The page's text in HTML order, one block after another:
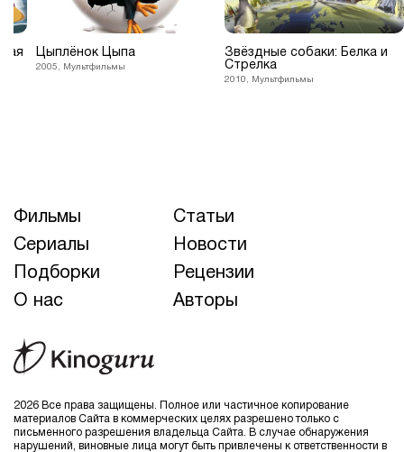
Цыплёнок Цыпа
2005, Мультфильмы
Звёздные собаки: Белка и
Стрелка
2010, Мультфильмы
2026 Все права защищены. Полное или частичное копирование
материалов Сайта в коммерческих целях разрешено только с
письменного разрешения владельца Сайта. В случае обнаружения
нарушений, виновные лица могут быть привлечены к ответственности в
Фильмы
Статьи
Сериалы
Новости
Подборки
Рецензии
О нас
Авторы